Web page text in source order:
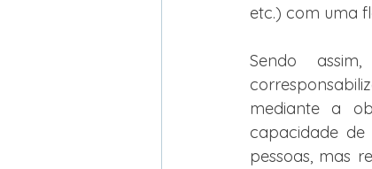
etc.) com uma
Sendo
mediante a
capacidade
pessoas, mas